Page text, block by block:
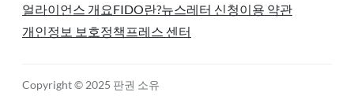
얼라이언스 개요FIDO란?뉴스레터 신청이용 약관
개인정보 보호정책 프레스 센터
Copyright © 2025 판권 소유